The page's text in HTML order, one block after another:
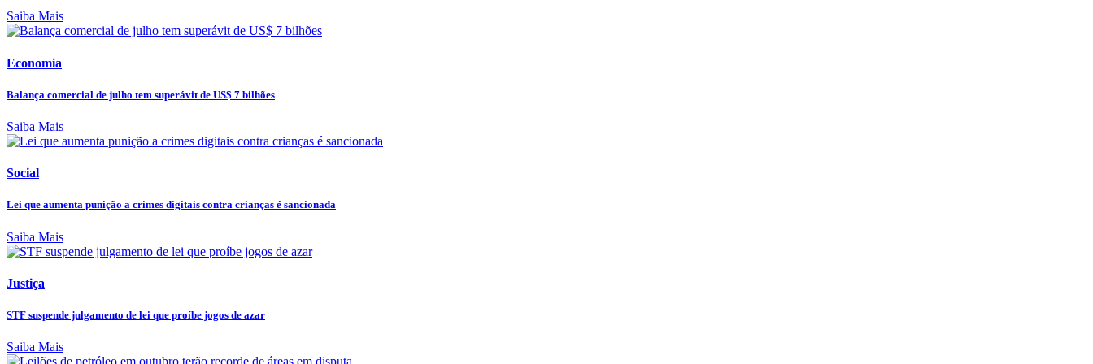
Saiba Mais
Economia
Balança comercial de julho tem superávit de US$ 7 bilhões
Saiba Mais
Social
Lei que aumenta punição a crimes digitais contra crianças é sancionada
Saiba Mais
Justiça
STF suspende julgamento de lei que proíbe jogos de azar
Saiba Mais